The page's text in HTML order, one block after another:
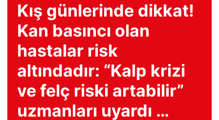
Kış günlerinde dikkat!
Kan basıncı olan
hastalar risk
altındadır: “Kalp krizi
ve felç riski artabilir”
uzmanları uyardı …